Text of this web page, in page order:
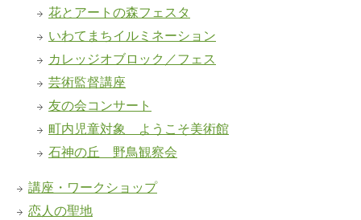
花とアートの森フェスタ
いわてまちイルミネーション
カレッジオブロック／フェス
芸術監督講座
友の会コンサート
町内児童対象 ようこそ美術館
石神の丘 野鳥観察会
講座・ワークショップ
恋人の聖地